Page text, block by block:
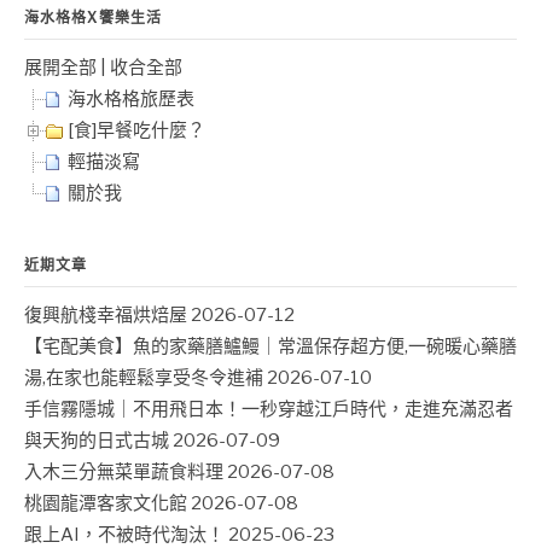
海水格格X饗樂生活
展開全部
收合全部
海水格格旅歷表
[食]早餐吃什麼？
輕描淡寫
關於我
近期文章
復興航棧幸福烘焙屋 2026-07-12
【宅配美食】魚的家藥膳鱸鰻｜常溫保存超方便,一碗暖心藥膳
湯,在家也能輕鬆享受冬令進補 2026-07-10
手信霧隱城｜不用飛日本！一秒穿越江戶時代，走進充滿忍者
與天狗的日式古城 2026-07-09
入木三分無菜單蔬食料理 2026-07-08
桃園龍潭客家文化館 2026-07-08
跟上AI，不被時代淘汰！ 2025-06-23